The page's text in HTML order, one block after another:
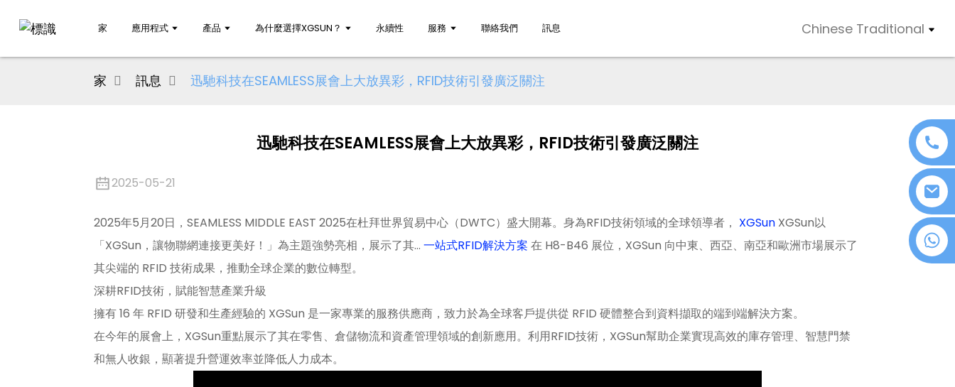
家 應用程式 產品 為什麼選擇XGSUN？ 永續性 服務 聯絡我們 訊息 Chinese Traditional
+86 18076372139
家 訊息 迅馳科技在SEAMLESS展會上大放異彩，RFID技術引發廣泛關注
迅馳科技在SEAMLESS展會上大放異彩，RFID技術引發廣泛關注
2025-05-21
2025年5月20日，SEAMLESS MIDDLE EAST 2025在杜拜世界貿易中心（DWTC）盛大開幕。身為RFID技術領域的全球領導者， XGSun XGSun以
「XGSun，讓物聯網連接更美好！」為主題強勢亮相，展示了其… 一站式RFID解決方案 在 H8-B46 展位，XGSun 向中東、西亞、南亞和歐洲市場展示了
其尖端的 RFID 技術成果，推動全球企業的數位轉型。
深耕RFID技術，賦能智慧產業升級
擁有 16 年 RFID 研發和生產經驗的 XGSun 是一家專業的服務供應商，致力於為全球客戶提供從 RFID 硬體整合到資料擷取的端到端解決方案。
在今年的展會上，XGSun重點展示了其在零售、倉儲物流和資產管理領域的創新應用。利用RFID技術，XGSun幫助企業實現高效的庫存管理、智慧門禁
和無人收銀，顯著提升營運效率並降低人力成本。